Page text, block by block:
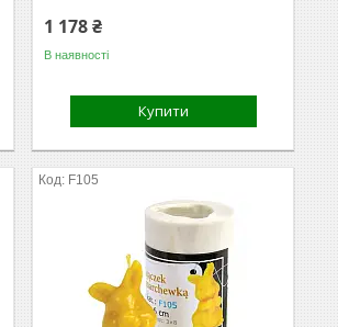
1 178 ₴
В наявності
Купити
F105